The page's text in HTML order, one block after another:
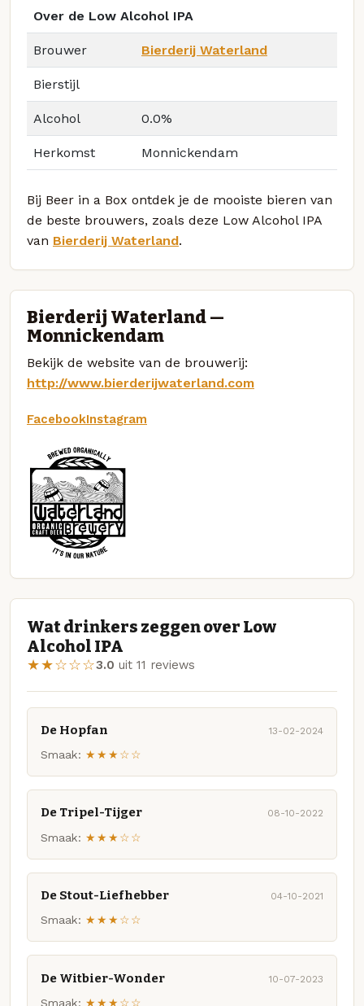
Over de Low Alcohol IPA
Brouwer Bierderij Waterland
Bierstijl
Alcohol 0.0%
Herkomst Monnickendam
Bij Beer in a Box ontdek je de mooiste bieren van
de beste brouwers, zoals deze Low Alcohol IPA
van Bierderij Waterland.
Bierderij Waterland —
Monnickendam
Bekijk de website van de brouwerij:
http://www.bierderijwaterland.com
FacebookInstagram
Wat drinkers zeggen over Low
Alcohol IPA
★★☆☆☆3.0 uit 11 reviews
De Hopfan 13-02-2024
Smaak: ★★★☆☆
De Tripel-Tijger 08-10-2022
Smaak: ★★★☆☆
De Stout-Liefhebber 04-10-2021
Smaak: ★★★☆☆
De Witbier-Wonder 10-07-2023
Smaak: ★★★☆☆